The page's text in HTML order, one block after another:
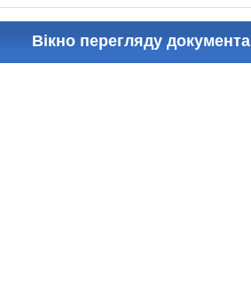
Вікно перегляду документа